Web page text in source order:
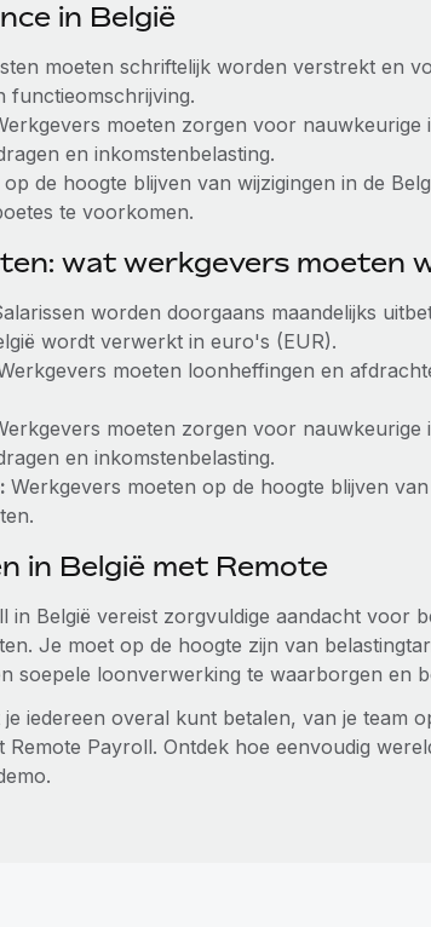
in België
moeten schriftelijk worden verstrekt en
functieomschrijving.
moeten zorgen voor nauwkeurige
en inkomstenbelasting.
de hoogte blijven van wijzigingen in de
te voorkomen.
wat werkgevers moeten
worden doorgaans maandelijks
wordt verwerkt in euro's (EUR).
moeten loonheffingen en
moeten zorgen voor nauwkeurige
en inkomstenbelasting.
Werkgevers moeten op de hoogte blijven
in België met Remote
België vereist zorgvuldige aandacht voor
Je moet op de hoogte zijn van
soepele loonverwerking te waarborgen en
je iedereen overal kunt betalen, van je team
Remote Payroll. Ontdek hoe eenvoudig